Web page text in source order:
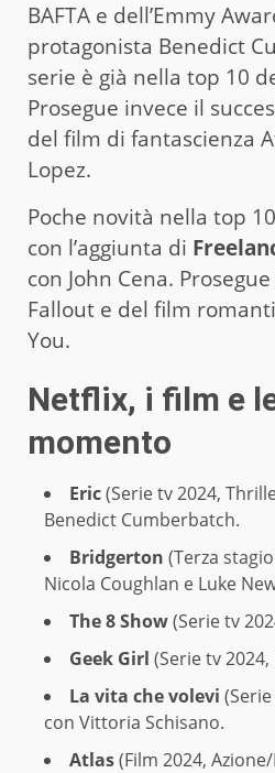
BAFTA e dell’Emmy
protagonista Benedict
serie è già nella top 10
Prosegue invece il
del film di fantascienza
Lopez.
Poche novità nella top
con l’aggiunta di
con John Cena.
Fallout e del film
You.
Netflix, i film e
momento
Eric(Serie tv 2024,
Benedict Cumberbatch.
Bridgerton (Terza
Nicola Coughlan e Luke
The 8 Show(Serie tv
Geek Girl (Serie tv
La vita che volevi
con Vittoria Schisano.
Atlas(Film 2024,